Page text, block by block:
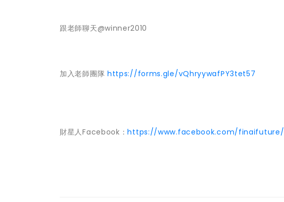
跟老師聊天@winner2010
加入老師團隊 https://forms.gle/vQhryywafPY3tet57
財星人Facebook：https://www.facebook.com/finaifuture/